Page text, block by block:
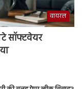
वायरल
सॉफ्टवेयर